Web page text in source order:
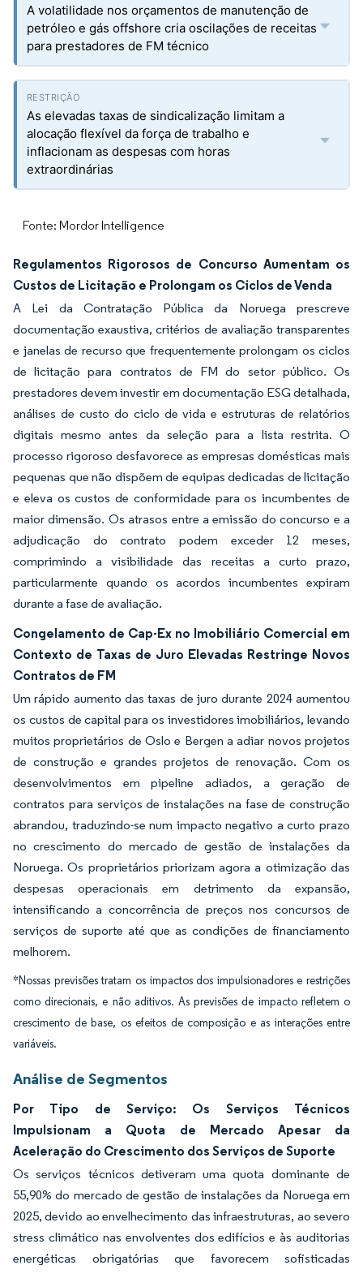
A volatilidade nos orçamentos de manutenção de
petróleo e gás offshore cria oscilações de receitas
para prestadores de FM técnico
As elevadas taxas de sindicalização limitam a
alocação flexível da força de trabalho e
inflacionam as despesas com horas
extraordinárias
Fonte: Mordor Intelligence
Regulamentos Rigorosos de Concurso Aumentam os
Custos de Licitação e Prolongam os Ciclos de Venda
A Lei da Contratação Pública da Noruega prescreve
documentação exaustiva, critérios de avaliação transparentes
e janelas de recurso que frequentemente prolongam os ciclos
de licitação para contratos de FM do setor público. Os
prestadores devem investir em documentação ESG detalhada,
análises de custo do ciclo de vida e estruturas de relatórios
digitais mesmo antes da seleção para a lista restrita. O
processo rigoroso desfavorece as empresas domésticas mais
pequenas que não dispõem de equipas dedicadas de licitação
e eleva os custos de conformidade para os incumbentes de
maior dimensão. Os atrasos entre a emissão do concurso e a
adjudicação do contrato podem exceder 12 meses,
comprimindo a visibilidade das receitas a curto prazo,
particularmente quando os acordos incumbentes expiram
durante a fase de avaliação.
Congelamento de Cap-Ex no Imobiliário Comercial em
Contexto de Taxas de Juro Elevadas Restringe Novos
Contratos de FM
Um rápido aumento das taxas de juro durante 2024 aumentou
os custos de capital para os investidores imobiliários, levando
muitos proprietários de Oslo e Bergen a adiar novos projetos
de construção e grandes projetos de renovação. Com os
desenvolvimentos em pipeline adiados, a geração de
contratos para serviços de instalações na fase de construção
abrandou, traduzindo-se num impacto negativo a curto prazo
no crescimento do mercado de gestão de instalações da
Noruega. Os proprietários priorizam agora a otimização das
despesas operacionais em detrimento da expansão,
intensificando a concorrência de preços nos concursos de
serviços de suporte até que as condições de financiamento
melhorem.
*Nossas previsões tratam os impactos dos impulsionadores e restrições
como direcionais, e não aditivos. As previsões de impacto refletem o
crescimento de base, os efeitos de composição e as interações entre
variáveis.
Análise de Segmentos
Por Tipo de Serviço: Os Serviços Técnicos
Impulsionam a Quota de Mercado Apesar da
Aceleração do Crescimento dos Serviços de Suporte
Os serviços técnicos detiveram uma quota dominante de
55,90% do mercado de gestão de instalações da Noruega em
2025, devido ao envelhecimento das infraestruturas, ao severo
stress climático nas envolventes dos edifícios e às auditorias
energéticas obrigatórias que favorecem sofisticadas